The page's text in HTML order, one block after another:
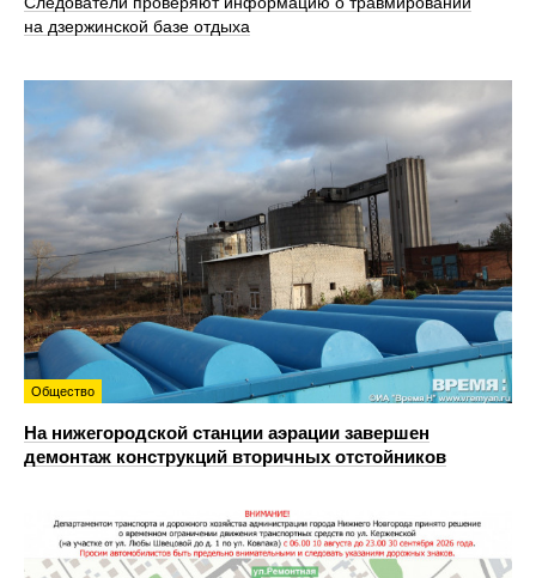
на дзержинской базе отдыха
Общество
На нижегородской станции аэрации завершен
демонтаж конструкций вторичных отстойников